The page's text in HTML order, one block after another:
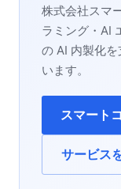
株式会社スマ
ラミング・AI
の AI 内製化
います。
スマート
サービス